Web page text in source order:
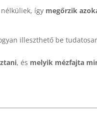
így megőrzik
illeszthető be
, és melyik mézfajta